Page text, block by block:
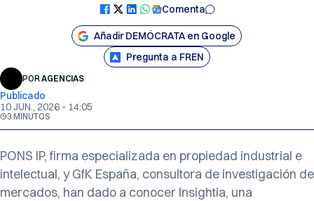
Comenta
Añadir DEMÓCRATA en Google
Pregunta a FREN
PORAGENCIAS
Publicado
10 JUN., 2026 - 14:05
3 MINUTOS
PONS IP, firma especializada en propiedad industrial e
intelectual, y GfK España, consultora de investigación de
mercados, han dado a conocer Insightia, una